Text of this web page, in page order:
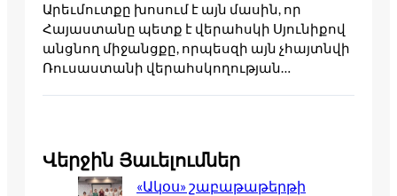
Արեւմուտքը խոսում է այն մասին, որ
Հայաստանը պետք է վերահսկի Սյունիքով
անցնող միջանցքը, որպեսզի այն չհայտնվի
Ռուսաստանի վերահսկողության…
Վերջին Յաւելումներ
«Ակօս» շաբաթաթերթի